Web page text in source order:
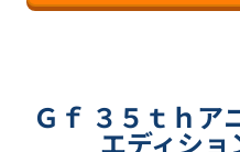
Ｇｆ ３５ｔｈア
エディシ